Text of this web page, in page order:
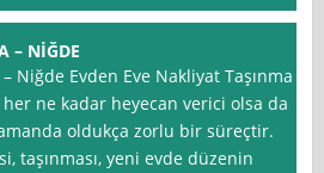
– NİĞDE
Niğde Evden Eve Nakliyat Taşınma
ne kadar heyecan verici olsa da
oldukça zorlu bir süreçtir.
taşınması, yeni evde düzenin